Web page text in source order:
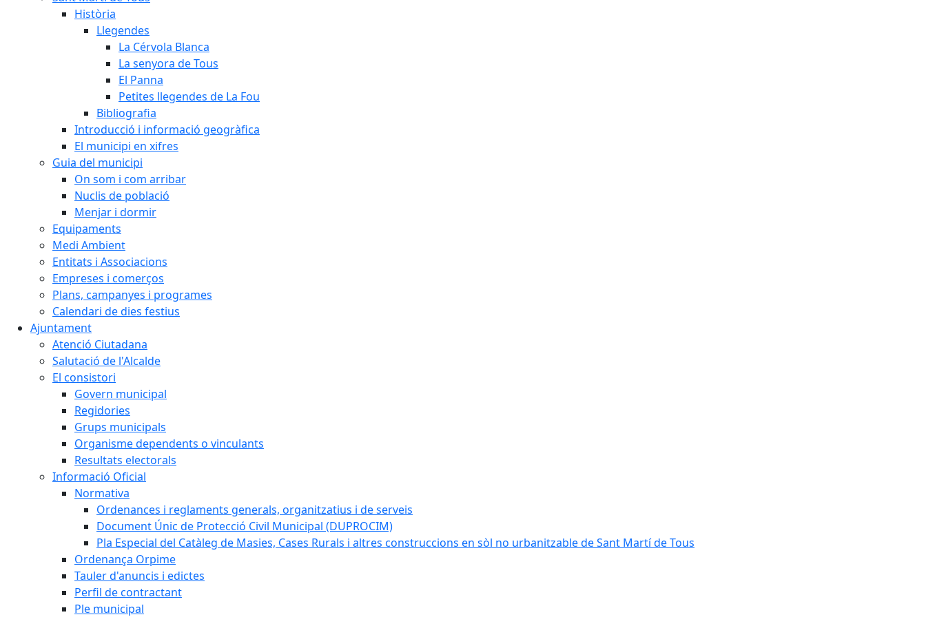
Història
Llegendes
La Cérvola Blanca
La senyora de Tous
El Panna
Petites llegendes de La Fou
Bibliografia
Introducció i informació geogràfica
El municipi en xifres
Guia del municipi
On som i com arribar
Nuclis de població
Menjar i dormir
Equipaments
Medi Ambient
Entitats i Associacions
Empreses i comerços
Plans, campanyes i programes
Calendari de dies festius
Ajuntament
Atenció Ciutadana
Salutació de l'Alcalde
El consistori
Govern municipal
Regidories
Grups municipals
Organisme dependents o vinculants
Resultats electorals
Informació Oficial
Normativa
Ordenances i reglaments generals, organitzatius i de serveis
Document Únic de Protecció Civil Municipal (DUPROCIM)
Pla Especial del Catàleg de Masies, Cases Rurals i altres construccions en sòl no urbanitzable de Sant Martí de Tous
Ordenança Orpime
Tauler d'anuncis i edictes
Perfil de contractant
Ple municipal